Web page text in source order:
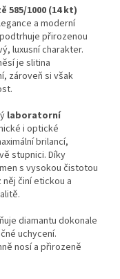
585/1000 (14 kt)
a moderní
přirozenou
luxusní charakter.
je slitina
zároveň si však
laboratorní
i optické
brilancí,
stupnici. Díky
s vysokou čistotou
činí etickou a
diamantu dokonale
uchycení.
nosí a přirozeně